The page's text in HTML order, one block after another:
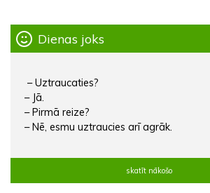
Dienas joks
– Uztraucaties?
– Jā.
– Pirmā reize?
– Nē, esmu uztraucies arī agrāk.
skatīt nākošo